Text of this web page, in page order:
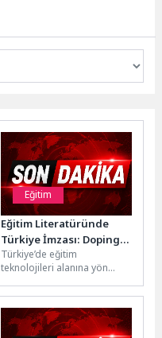
Eğitim
Eğitim Literatüründe
Türkiye İmzası: Doping
Hafıza “WAY”i Duyurdu
Türkiye’de eğitim
teknolojileri alanına yön
milyondan fazla öğrencinin
yolculuğuna eşlik...